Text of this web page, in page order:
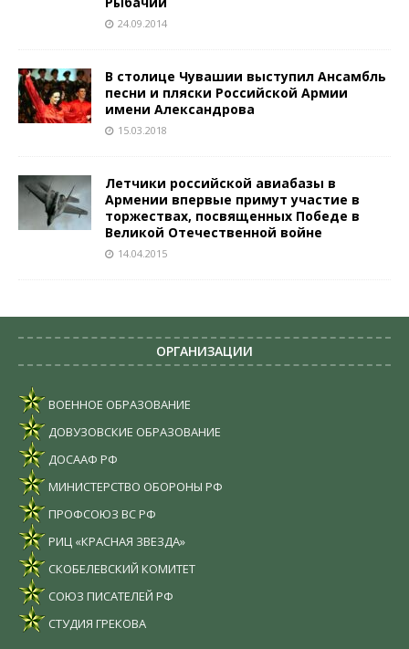
24.09.2014
В столице Чувашии выступил Ансамбль
песни и пляски Российской Армии
имени Александрова
15.03.2018
Летчики российской авиабазы в
Армении впервые примут участие в
торжествах, посвященных Победе в
Великой Отечественной войне
14.04.2015
ОРГАНИЗАЦИИ
ВОЕННОЕ ОБРАЗОВАНИЕ
ДОВУЗОВСКИЕ ОБРАЗОВАНИЕ
ДОСААФ РФ
МИНИСТЕРСТВО ОБОРОНЫ РФ
ПРОФСОЮЗ ВС РФ
РИЦ «КРАСНАЯ ЗВЕЗДА»
СКОБЕЛЕВСКИЙ КОМИТЕТ
СОЮЗ ПИСАТЕЛЕЙ РФ
СТУДИЯ ГРЕКОВА